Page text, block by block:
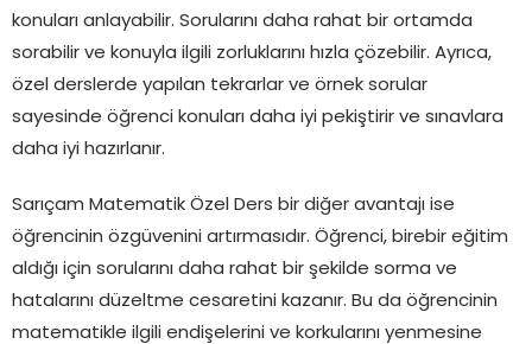
konuları anlayabilir. Sorularını daha rahat bir ortamda
sorabilir ve konuyla ilgili zorluklarını hızla çözebilir. Ayrıca,
özel derslerde yapılan tekrarlar ve örnek sorular
sayesinde öğrenci konuları daha iyi pekiştirir ve sınavlara
daha iyi hazırlanır.
Sarıçam Matematik Özel Ders bir diğer avantajı ise
öğrencinin özgüvenini artırmasıdır. Öğrenci, birebir eğitim
aldığı için sorularını daha rahat bir şekilde sorma ve
hatalarını düzeltme cesaretini kazanır. Bu da öğrencinin
matematikle ilgili endişelerini ve korkularını yenmesine